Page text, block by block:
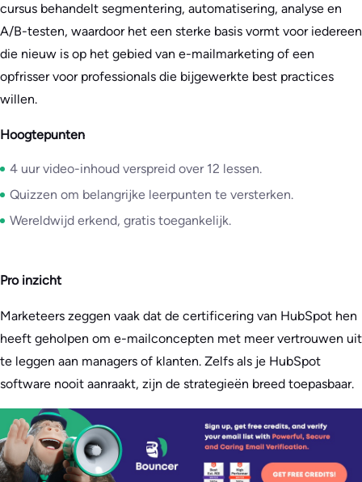
cursus behandelt segmentering, automatisering, analyse en
A/B-testen, waardoor het een sterke basis vormt voor iedereen
die nieuw is op het gebied van e-mailmarketing of een
opfrisser voor professionals die bijgewerkte best practices
willen.
Hoogtepunten
4 uur video-inhoud verspreid over 12 lessen.
Quizzen om belangrijke leerpunten te versterken.
Wereldwijd erkend, gratis toegankelijk.
Pro inzicht
Marketeers zeggen vaak dat de certificering van HubSpot hen
heeft geholpen om e-mailconcepten met meer vertrouwen uit
te leggen aan managers of klanten. Zelfs als je HubSpot
software nooit aanraakt, zijn de strategieën breed toepasbaar.